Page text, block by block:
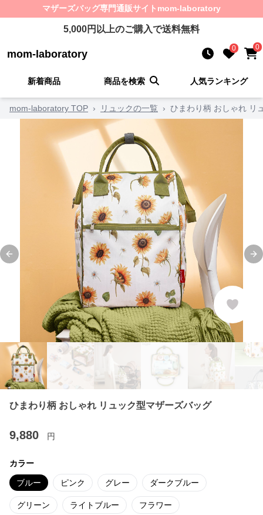
マザーズバッグ専門通販サイト mom-laboratory
5,000円以上のご購入で送料無料
mom-laboratory 0 0
新着商品 商品を検索 人気ランキング
mom-laboratory TOP › リュックの一覧 › ひまわり柄 おしゃれ リ
Previous slide
ひまわり柄 おしゃれ リュック型マザーズバッグ
9,880 円
カラー
ブルー ピンク グレー ダークブルー
グリーン ライトブルー フラワー